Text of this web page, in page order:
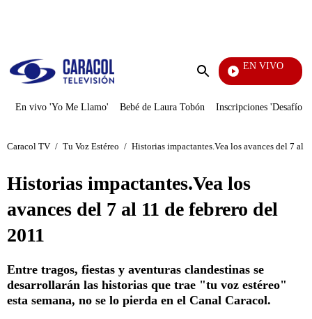
Enviar
EN VIVO
También Caerás
En vivo 'Yo Me Llamo' Bebé de Laura Tobón Inscripciones 'Desafío'
Caracol TV / Tu Voz Estéreo / Historias impactantes.Vea los avances del 7 al
Historias impactantes.Vea los
avances del 7 al 11 de febrero del
2011
Entre tragos, fiestas y aventuras clandestinas se
desarrollarán las historias que trae "tu voz estéreo"
esta semana, no se lo pierda en el Canal Caracol.